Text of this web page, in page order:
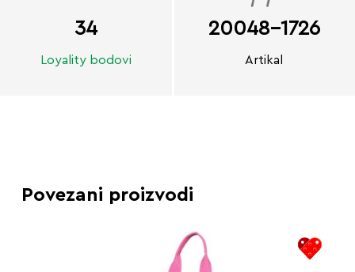
34
Loyality bodovi
20048-1726
Artikal
Povezani proizvodi